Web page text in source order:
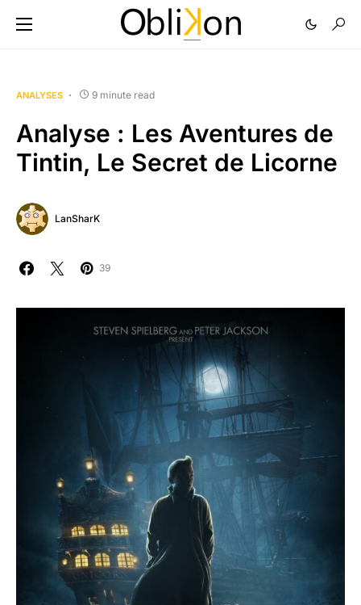
ANALYSES 9 minute read
Analyse : Les Aventures de
Tintin, Le Secret de Licorne
LanSharK
39